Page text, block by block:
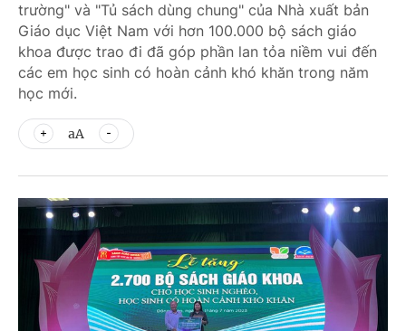
trường" và "Tủ sách dùng chung" của Nhà xuất bản
Giáo dục Việt Nam với hơn 100.000 bộ sách giáo
khoa được trao đi đã góp phần lan tỏa niềm vui đến
các em học sinh có hoàn cảnh khó khăn trong năm
học mới.
aA